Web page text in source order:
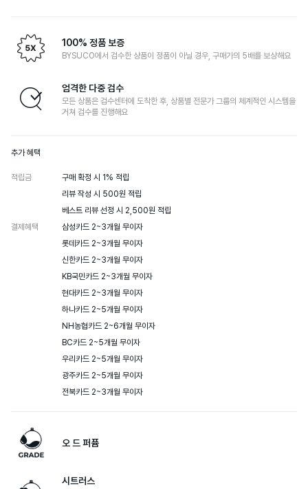
100% 정품 보증
BYSUCO에서 검수한 상품이 정품이 아닐 경우, 구매가의 5배를 보상해요
엄격한 다중 검수
모든 상품은 검수센터에 도착한 후, 상품별 전문가 그룹의 체계적인 시스템을
거쳐 검수를 진행해요
추가 혜택
적립금
구매 확정 시 1% 적립
리뷰 작성 시 500원 적립
베스트 리뷰 선정 시 2,500원 적립
결제혜택
삼성카드 2~3개월 무이자
롯데카드 2~3개월 무이자
신한카드 2~3개월 무이자
KB국민카드 2~3개월 무이자
현대카드 2~3개월 무이자
하나카드 2~5개월 무이자
NH농협카드 2~6개월 무이자
BC카드 2~5개월 무이자
우리카드 2~5개월 무이자
광주카드 2~5개월 무이자
전북카드 2~3개월 무이자
오 드 퍼퓸
시트러스